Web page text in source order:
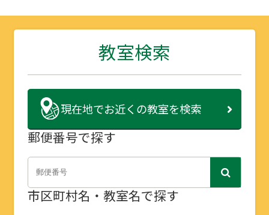
教室検索
現在地でお近くの教室を検索
郵便番号で探す
市区町村名・教室名で探す